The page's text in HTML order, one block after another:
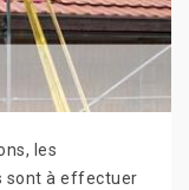
les
sont à effectuer